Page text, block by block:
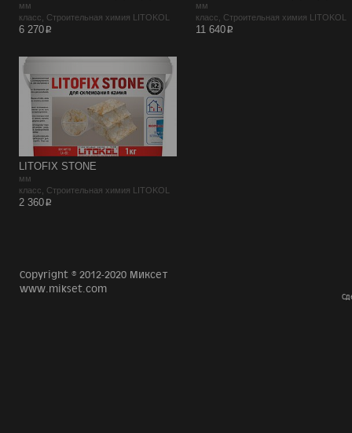
мм
класс, Строительная химия LITOKOL
6 270p
мм
класс, Строительная химия LITOKOL
11 640p
LITOFIX STONE
мм
класс, Строительная химия LITOKOL
2 360p
Copyright © 2012-2020 Миксет
www.mikset.com